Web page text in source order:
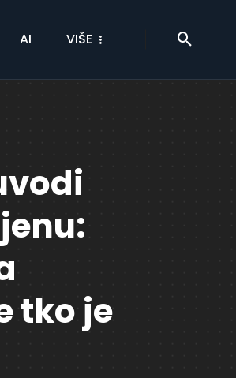
AI VIŠE
tko je